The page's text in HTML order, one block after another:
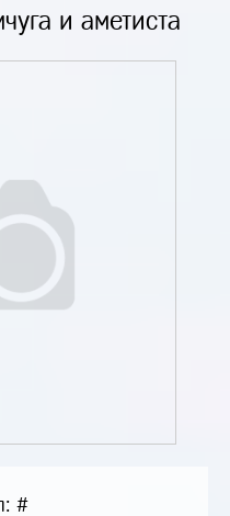
и аметиста
#